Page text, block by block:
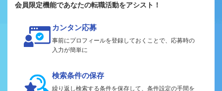
会員限定機能であなたの転職活動をアシスト！
カンタン応募
事前にプロフィールを登録しておくことで、応募時の
入力が簡単に
検索条件の保存
繰り返し検索する条件を保存して、条件設定の手間を